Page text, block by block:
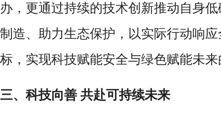
办，更通过持续的技术创新推动自身
制造、助力生态保护，以实际行动响
标，实现科技赋能安全与绿色赋能未
三、科技向善 共赴可持续未来